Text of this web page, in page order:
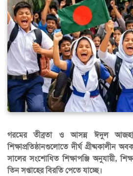
গরমের তীব্রতা ও আসন্ন ঈদুল
শিক্ষাপ্রতিষ্ঠানগুলোতে দীর্ঘ গ্রীষ্মকালীন
সালের সংশোধিত শিক্ষাপঞ্জি অনুযায়ী,
তিন সপ্তাহের বিরতি পেতে যাচ্ছে।